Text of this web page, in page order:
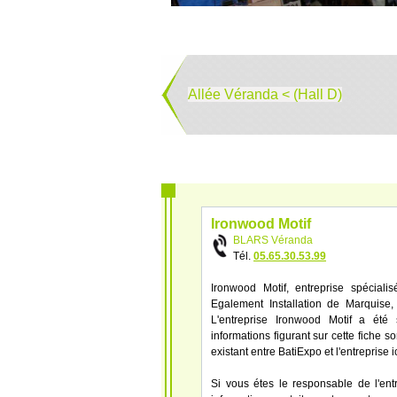
Allée Véranda < (Hall D)
Ironwood Motif
BLARS Véranda
Tél. 05.65.30.53.99
Ironwood Motif, entreprise
Egalement Installation de
L'entreprise Ironwood Motif a été
informations figurant sur cette fiche
existant entre BatiExpo et l'entreprise
Si vous étes le responsable de